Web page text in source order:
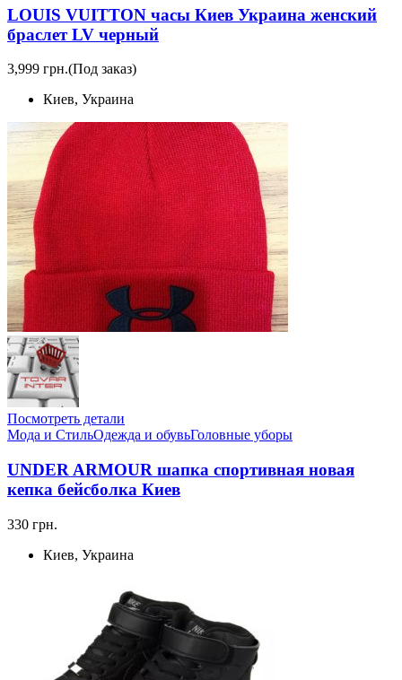
LOUIS VUITTON часы Киев Украина женский
браслет LV черный
3,999 грн.(Под заказ)
Киев, Украина
Посмотреть детали
Мода и СтильОдежда и обувьГоловные уборы
UNDER ARMOUR шапка спортивная новая
кепка бейсболка Киев
330 грн.
Киев, Украина